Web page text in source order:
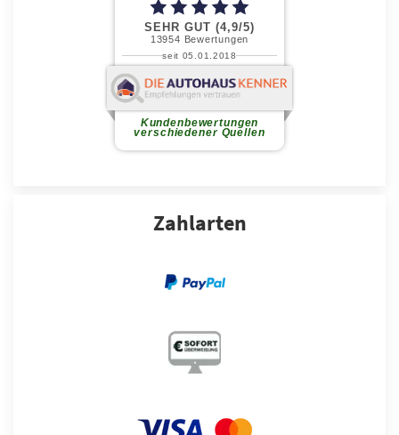
Zahlarten